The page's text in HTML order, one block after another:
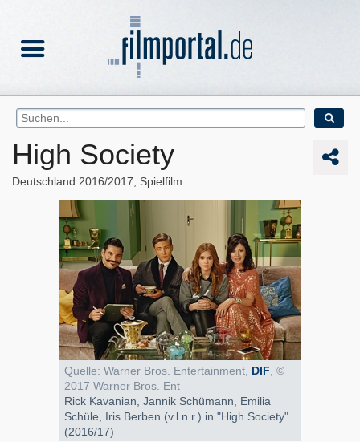
High Society
Deutschland 2016/2017 Spielfilm
Quelle: Warner Bros. Entertainment, DIF , ©
2017 Warner Bros. Ent
Rick Kavanian, Jannik Schümann, Emilia
Schüle, Iris Berben (v.l.n.r.) in "High Society"
(2016/17)